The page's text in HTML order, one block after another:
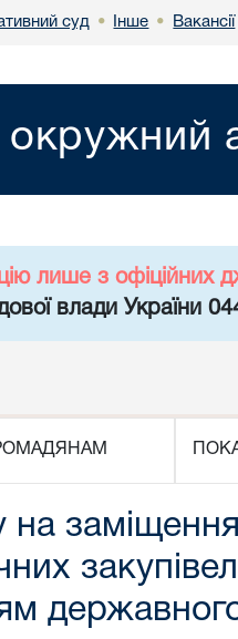
суд • Інше • Вакансії
лише з офіційних
влади України
на